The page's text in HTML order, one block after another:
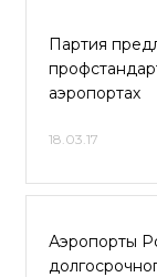
Партия
аэропортах
18.03.17
Аэропорты